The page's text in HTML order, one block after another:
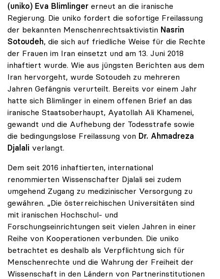
(uniko) Eva Blimlinger erneut an die iranische
Regierung. Die uniko fordert die sofortige Freilassung
der bekannten Menschenrechtsaktivistin Nasrin
Sotoudeh, die sich auf friedliche Weise für die Rechte
der Frauen im Iran einsetzt und am 13. Juni 2018
inhaftiert wurde. Wie aus jüngsten Berichten aus dem
Iran hervorgeht, wurde Sotoudeh zu mehreren
Jahren Gefängnis verurteilt. Bereits vor einem Jahr
hatte sich Blimlinger in einem offenen Brief an das
iranische Staatsoberhaupt, Ayatollah Ali Khamenei,
gewandt und die Aufhebung der Todesstrafe sowie
die bedingungslose Freilassung von Dr. Ahmadreza
Djalali verlangt.
Dem seit 2016 inhaftierten, international
renommierten Wissenschafter Djalali sei zudem
umgehend Zugang zu medizinischer Versorgung zu
gewähren. „Die österreichischen Universitäten sind
mit iranischen Hochschul- und
Forschungseinrichtungen seit vielen Jahren in einer
Reihe von Kooperationen verbunden. Die uniko
betrachtet es deshalb als Verpflichtung sich für
Menschenrechte und die Wahrung der Freiheit der
Wissenschaft in den Ländern von Partnerinstitutionen